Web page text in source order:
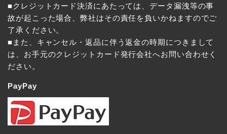
■クレジットカード決済にあたっては、データ漏洩等の事
故が起こった場合、弊社はその責任を負いかねますのでご
了承ください。
■また、キャンセル・返品に伴う返金の時期につきまして
は、お手元のクレジットカード発行会社へお問い合わせく
ださい。
PayPay